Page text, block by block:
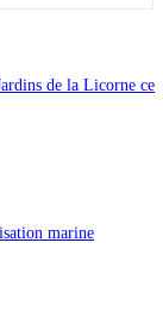
de la Licorne ce
marine